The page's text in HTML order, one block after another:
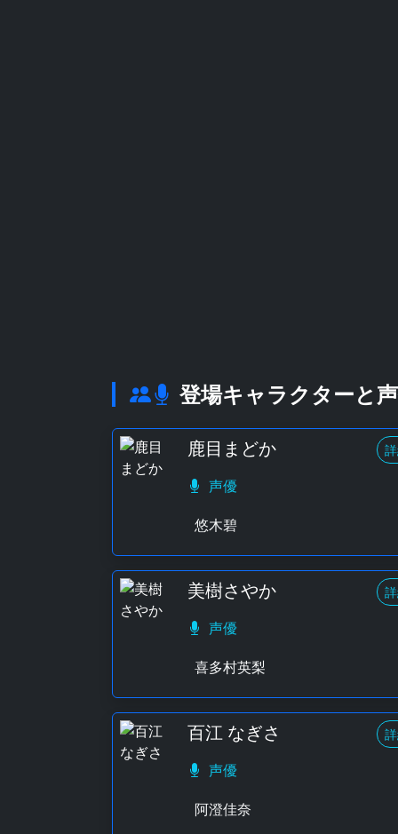
登場キャラクターと
鹿目まどか
声優
悠木碧
美樹さやか
声優
喜多村英梨
百江 なぎさ
声優
阿澄佳奈